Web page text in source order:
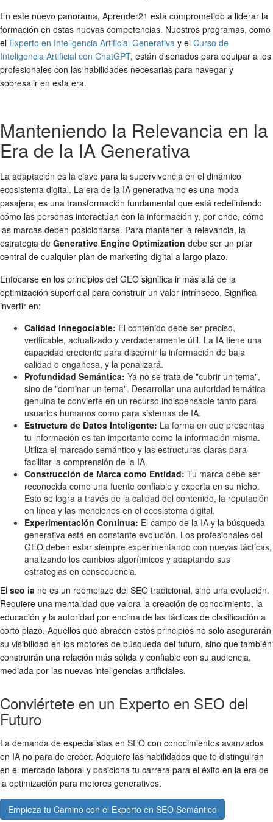
En este nuevo panorama, Aprender21 está comprometido a liderar la
formación en estas nuevas competencias. Nuestros programas, como
el Experto en Inteligencia Artificial Generativa y el Curso de
Inteligencia Artificial con ChatGPT, están diseñados para equipar a los
profesionales con las habilidades necesarias para navegar y
sobresalir en esta era.
Manteniendo la Relevancia en la
Era de la IA Generativa
La adaptación es la clave para la supervivencia en el dinámico
ecosistema digital. La era de la IA generativa no es una moda
pasajera; es una transformación fundamental que está redefiniendo
cómo las personas interactúan con la información y, por ende, cómo
las marcas deben posicionarse. Para mantener la relevancia, la
estrategia de Generative Engine Optimization debe ser un pilar
central de cualquier plan de marketing digital a largo plazo.
Enfocarse en los principios del GEO significa ir más allá de la
optimización superficial para construir un valor intrínseco. Significa
invertir en:
Calidad Innegociable: El contenido debe ser preciso,
verificable, actualizado y verdaderamente útil. La IA tiene una
capacidad creciente para discernir la información de baja
calidad o engañosa, y la penalizará.
Profundidad Semántica: Ya no se trata de "cubrir un tema",
sino de "dominar un tema". Desarrollar una autoridad temática
genuina te convierte en un recurso indispensable tanto para
usuarios humanos como para sistemas de IA.
Estructura de Datos Inteligente: La forma en que presentas
tu información es tan importante como la información misma.
Utiliza el marcado semántico y las estructuras claras para
facilitar la comprensión de la IA.
Construcción de Marca como Entidad: Tu marca debe ser
reconocida como una fuente confiable y experta en su nicho.
Esto se logra a través de la calidad del contenido, la reputación
en línea y las menciones en el ecosistema digital.
Experimentación Continua: El campo de la IA y la búsqueda
generativa está en constante evolución. Los profesionales del
GEO deben estar siempre experimentando con nuevas tácticas,
analizando los cambios algorítmicos y adaptando sus
estrategias en consecuencia.
El seo ia no es un reemplazo del SEO tradicional, sino una evolución.
Requiere una mentalidad que valora la creación de conocimiento, la
educación y la autoridad por encima de las tácticas de clasificación a
corto plazo. Aquellos que abracen estos principios no solo asegurarán
su visibilidad en los motores de búsqueda del futuro, sino que también
construirán una relación más sólida y confiable con su audiencia,
mediada por las nuevas inteligencias artificiales.
Conviértete en un Experto en SEO del
Futuro
La demanda de especialistas en SEO con conocimientos avanzados
en IA no para de crecer. Adquiere las habilidades que te distinguirán
en el mercado laboral y posiciona tu carrera para el éxito en la era de
la optimización para motores generativos.
Empieza tu Camino con el Experto en SEO Semántico